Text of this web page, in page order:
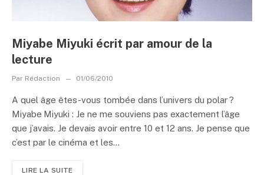
Miyabe Miyuki écrit par amour de la
lecture
Par Rédaction 01/06/2010
A quel âge êtes-vous tombée dans l’univers du polar ?
Miyabe Miyuki : Je ne me souviens pas exactement l’âge
que j’avais. Je devais avoir entre 10 et 12 ans. Je pense que
c’est par le cinéma et les...
LIRE LA SUITE